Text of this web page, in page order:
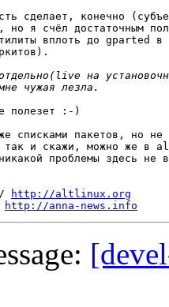
сделает, конечно
но я счёл достаточным
вплоть до gparted
полезет :-)
списками пакетов, но не
так и скажи, можно же в
проблемы здесь не
http://altlinux.org
http://anna-news.info